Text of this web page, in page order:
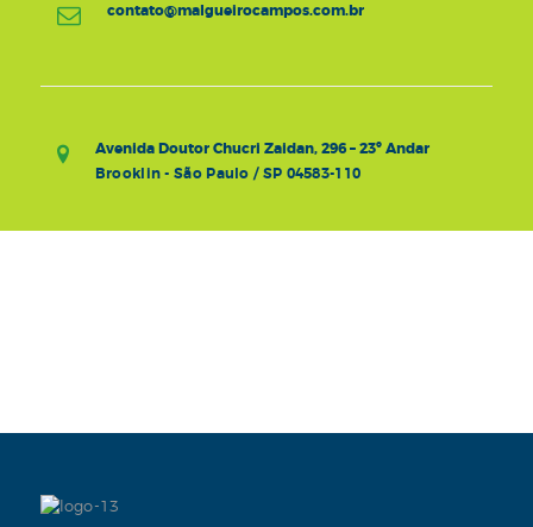
contato@malgueirocampos.com.br
Avenida Doutor Chucri Zaidan, 296 – 23º Andar
Brooklin - São Paulo / SP 04583-110